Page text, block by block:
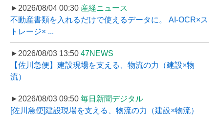
►2026/08/04 00:30 産経ニュース
不動産書類を入れるだけで使えるデータに。 AI-OCR×ス
トレージ× ...
►2026/08/03 13:50 47NEWS
【佐川急便】建設現場を支える、物流の力（建設×物
流）
►2026/08/03 09:50 毎日新聞デジタル
[佐川急便]建設現場を支える、物流の力（建設×物流）